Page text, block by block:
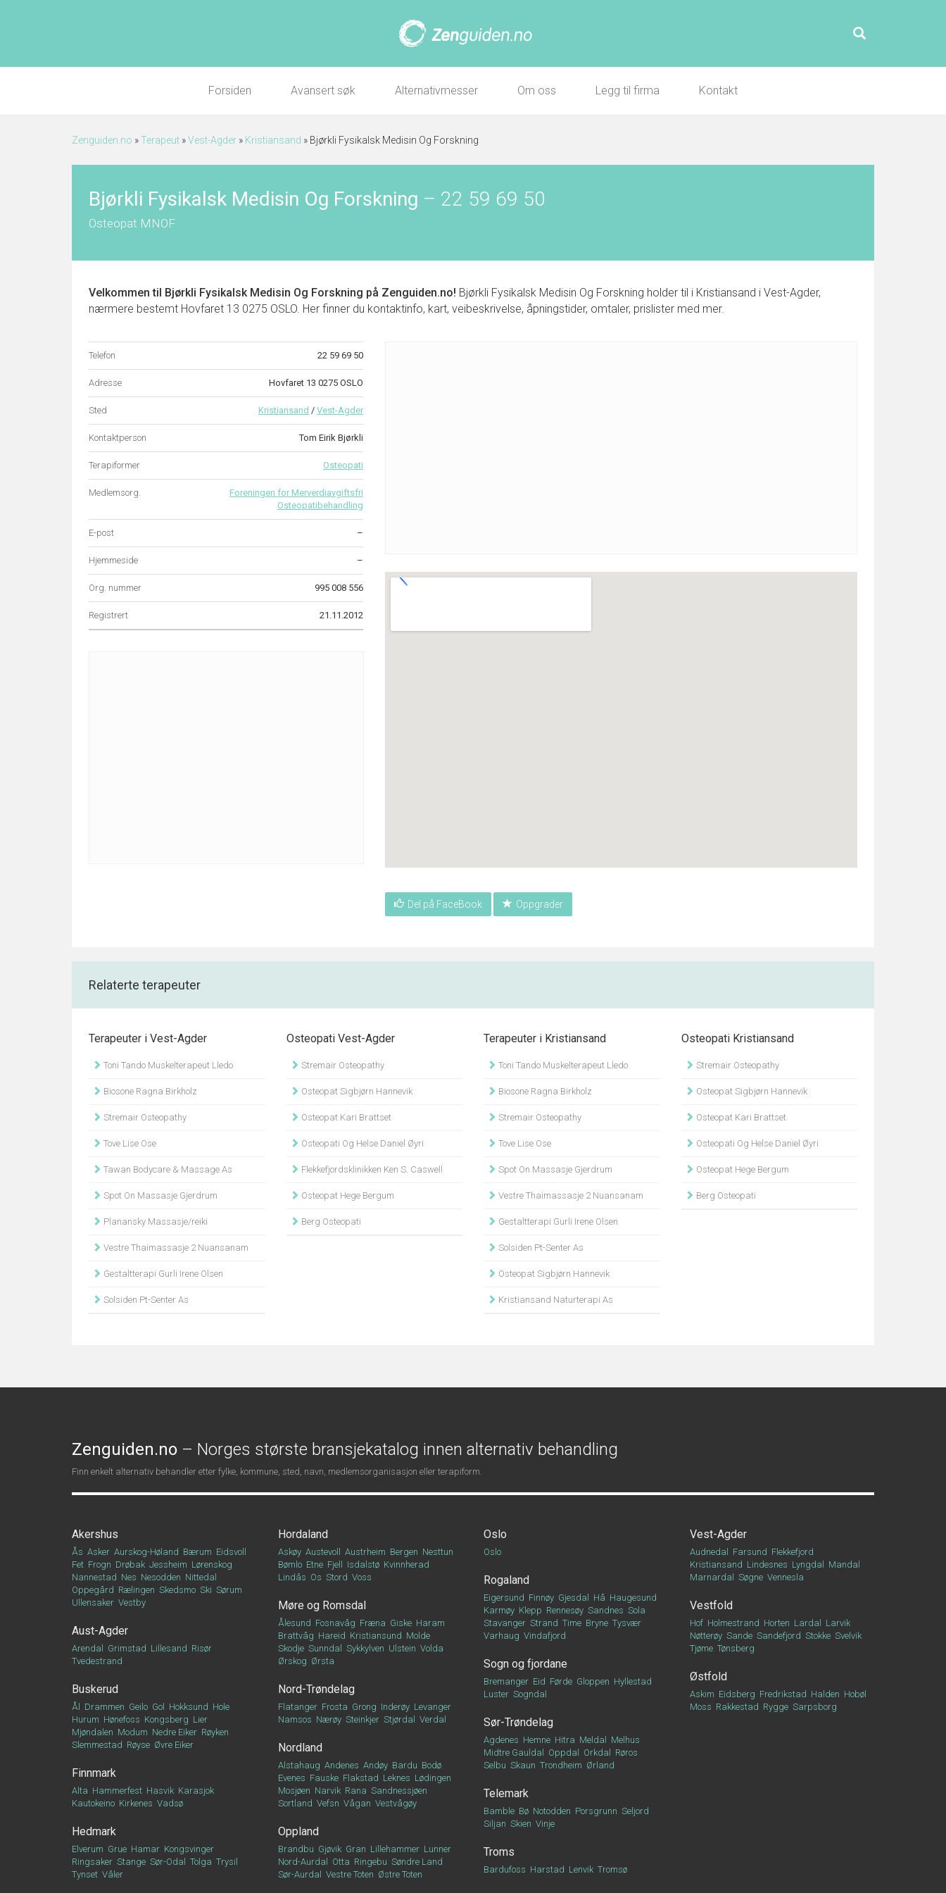
Forsiden Avansert søk Alternativmesser Om oss Legg til firma Kontakt
Zenguiden.no »Terapeut »Vest-Agder » Kristiansand » Bjørkli Fysikalsk Medisin Og Forskning
Bjørkli Fysikalsk Medisin Og Forskning – 22 59 69 50
Osteopat MNOF
Velkommen til Bjørkli Fysikalsk Medisin Og Forskning på Zenguiden.no! Bjørkli Fysikalsk Medisin Og Forskning holder til i Kristiansand i Vest-Agder,
nærmere bestemt Hovfaret 13 0275 OSLO. Her finner du kontaktinfo, kart, veibeskrivelse, åpningstider, omtaler, prislister med mer.
Telefon 22 59 69 50
Adresse Hovfaret 13 0275 OSLO
Sted Kristiansand / Vest-Agder
Kontaktperson Tom Eirik Bjørkli
Terapiformer Osteopati
Medlemsorg.
Foreningen for Merverdiavgiftsfri
Osteopatibehandling
E-post –
Hjemmeside –
Org. nummer 995 008 556
Registrert 21.11.2012
Del på FaceBook Oppgrader
Relaterte terapeuter
Terapeuter i Vest-Agder
Toni Tando Muskelterapeut Lledo
Biosone Ragna Birkholz
Stremair Osteopathy
Tove Lise Ose
Tawan Bodycare & Massage As
Spot On Massasje Gjerdrum
Planansky Massasje/reiki
Vestre Thaimassasje 2 Nuansanam
Gestaltterapi Gurli Irene Olsen
Solsiden Pt-Senter As
Osteopati Vest-Agder
Stremair Osteopathy
Osteopat Sigbjørn Hannevik
Osteopat Kari Brattset
Osteopati Og Helse Daniel Øyri
Flekkefjordsklinikken Ken S. Caswell
Osteopat Hege Bergum
Berg Osteopati
Terapeuter i Kristiansand
Toni Tando Muskelterapeut Lledo
Biosone Ragna Birkholz
Stremair Osteopathy
Tove Lise Ose
Spot On Massasje Gjerdrum
Vestre Thaimassasje 2 Nuansanam
Gestaltterapi Gurli Irene Olsen
Solsiden Pt-Senter As
Osteopat Sigbjørn Hannevik
Kristiansand Naturterapi As
Osteopati Kristiansand
Stremair Osteopathy
Osteopat Sigbjørn Hannevik
Osteopat Kari Brattset
Osteopati Og Helse Daniel Øyri
Osteopat Hege Bergum
Berg Osteopati
Zenguiden.no – Norges største bransjekatalog innen alternativ behandling
Finn enkelt alternativ behandler etter fylke, kommune, sted, navn, medlemsorganisasjon eller terapiform.
Akershus
Ås Asker Aurskog-Høland Bærum Eidsvoll
Fet Frogn Drøbak Jessheim Lørenskog
Nannestad Nes Nesodden Nittedal
Oppegård Rælingen Skedsmo Ski Sørum
Ullensaker Vestby
Aust-Agder
Arendal Grimstad Lillesand Risør
Tvedestrand
Buskerud
Ål Drammen Geilo Gol Hokksund Hole
Hurum Hønefoss Kongsberg Lier
Mjøndalen Modum Nedre Eiker Røyken
Slemmestad Røyse Øvre Eiker
Finnmark
Alta Hammerfest Hasvik Karasjok
Kautokeino Kirkenes Vadsø
Hedmark
Elverum Grue Hamar Kongsvinger
Ringsaker Stange Sør-Odal Tolga Trysil
Tynset Våler
Hordaland
Askøy Austevoll Austrheim Bergen Nesttun
Bømlo Etne Fjell Isdalstø Kvinnherad
Lindås Os Stord Voss
Møre og Romsdal
Ålesund Fosnavåg Fræna Giske Haram
Brattvåg Hareid Kristiansund Molde
Skodje Sunndal Sykkylven Ulstein Volda
Ørskog Ørsta
Nord-Trøndelag
Flatanger Frosta Grong Inderøy Levanger
Namsos Nærøy Steinkjer Stjørdal Verdal
Nordland
Alstahaug Andenes Andøy Bardu Bodø
Evenes Fauske Flakstad Leknes Lødingen
Mosjøen Narvik Rana Sandnessjøen
Sortland Vefsn Vågan Vestvågøy
Oppland
Brandbu Gjøvik Gran Lillehammer Lunner
Nord-Aurdal
Otta Ringebu Søndre Land
Sør-Aurdal
Vestre Toten Østre Toten
Oslo
Oslo
Rogaland
Eigersund Finnøy Gjesdal Hå Haugesund
Karmøy Klepp Rennesøy Sandnes Sola
Stavanger Strand Time Bryne Tysvær
Varhaug Vindafjord
Sogn og fjordane
Bremanger Eid Førde Gloppen Hyllestad
Luster Sogndal
Sør-Trøndelag
Agdenes Hemne Hitra Meldal
Melhus
Midtre Gauldal
Oppdal Orkdal
Røros
Selbu Skaun Trondheim Ørland
Telemark
Bamble Bø Notodden Porsgrunn Seljord
Siljan Skien Vinje
Troms
Bardufoss Harstad Lenvik Tromsø
Vest-Agder
Audnedal Farsund Flekkefjord
Kristiansand Lindesnes Lyngdal
Mandal
Marnardal
Søgne Vennesla
Vestfold
Hof Holmestrand Horten Lardal
Larvik
Nøtterøy Sande Sandefjord Stokke Svelvik
Tjøme Tønsberg
Østfold
Askim Eidsberg Fredrikstad Halden Hobøl
Moss Rakkestad Rygge Sarpsborg